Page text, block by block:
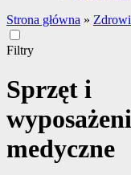
Strona główna »
Filtry
Sprzęt i
medyczne